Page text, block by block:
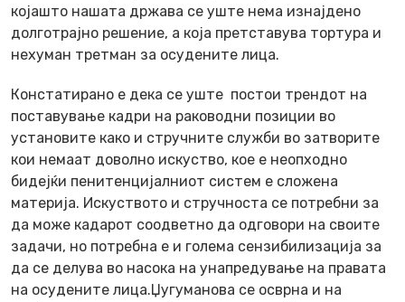
којашто нашата држава се уште нема изнајдено
долготрајно решение, а која претставува тортура и
нехуман третман за осудените лица.
Констатирано е дека се уште постои трендот на
поставување кадри на раководни позиции во
установите како и стручните служби во затворите
кои немаат доволно искуство, кое е неопходно
бидејќи пенитенцијалниот систем е сложена
материја. Искуството и стручноста се потребни за
да може кадарот соодветно да одговори на своите
задачи, но потребна е и голема сензибилизација за
да се делува во насока на унапредување на правата
на осудените лица.Џугуманова се осврна и на